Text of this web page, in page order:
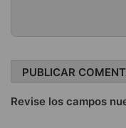
Revise los campos